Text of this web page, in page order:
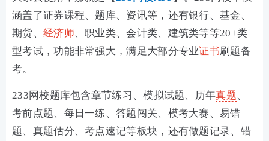
涵盖了证券课程、题库、资讯等，还有银行、基金、
期货、 经济师、职业类、会计类、建筑类等等20+类
型考试，功能非常强大，满足大部分专业证书刷题备
考。
233网校题库包含章节练习、模拟试题、历年真题、
考前点题、每日一练、答题闯关、模考大赛、易错
题、真题估分、考点速记等板块，还有做题记录、错